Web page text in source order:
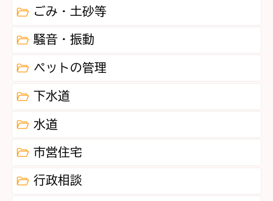
ごみ・土砂等
騒音・振動
ペットの管理
下水道
水道
市営住宅
行政相談